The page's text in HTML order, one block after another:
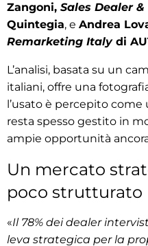
Zangoni, Sales Dealer
Quintegia, e Andrea
Remarketing Italydi
L’analisi, basata su un
italiani, offre una
l’usato è percepito come
resta spesso gestito in
ampie opportunità
Un mercato
poco strutturato
«Il 78% dei dealer
leva strategica per la